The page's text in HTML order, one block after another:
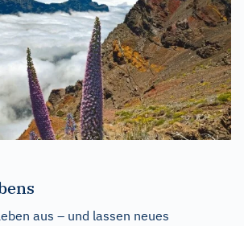
aus – und lassen neues